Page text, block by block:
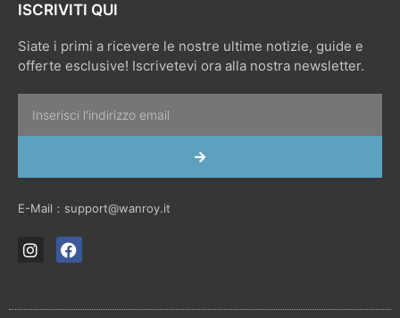
ISCRIVITI QUI
Siate i primi a ricevere le nostre ultime notizie, guide e
offerte esclusive! Iscrivetevi ora alla nostra newsletter.
INVIA
E-Mail： support@wanroy.it
I
n
a
F
a
b